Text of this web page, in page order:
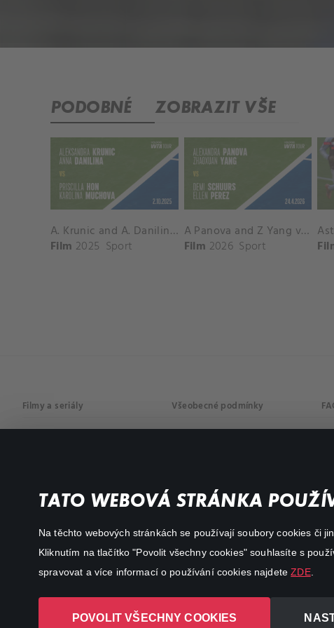
TATO WEBOVÁ STRÁNKA
Na těchto webových stránkách se používají soubory cookies či
Kliknutím na tlačítko "Povolit všechny cookies" souhlasíte s
spravovat a více informací o používání cookies najdeteZDE.
POVOLIT VŠECHNY COOKIES
PODOBNÉ ZOBRAZIT VŠE
A. Krunic and A. Danilina vs. P. Hon and K. Muchova Match Highlights - BEIJING_Capital Group Diamond ( October 02, 2025)
Film 2025 Sport
A Panova and Z Yang vs D Schuurs and E Perez Match Highlights - MADRID_Court 8 ( April 24, 2026)
Film 2026 Sport
Filmy a seriály
Akční
Všeobecné podmínky